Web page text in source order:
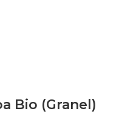
Bio (Granel)